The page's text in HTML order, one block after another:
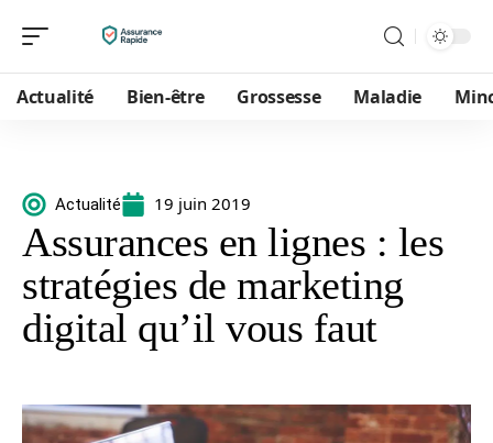
Actualité Bien-être Grossesse Maladie
Actualité 19 juin 2019
Assurances en lignes : les
stratégies de marketing
digital qu’il vous faut